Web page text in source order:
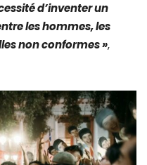
d’inventer un
les hommes, les
non conformes »,